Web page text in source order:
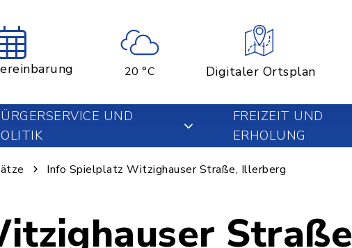
20 °C Digitaler Ortsplan
UND
FREIZEIT UND
ERHOLUNG
Info Spielplatz Witzighauser Straße, Illerberg
Straße